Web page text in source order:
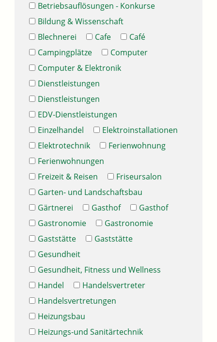
Betriebsauflösungen - Konkurse
Bildung & Wissenschaft
Blechnerei
Cafe
Café
Campingplätze
Computer
Computer & Elektronik
Dienstleistungen
Dienstleistungen
EDV-Dienstleistungen
Einzelhandel
Elektroinstallationen
Elektrotechnik
Ferienwohnung
Ferienwohnungen
Freizeit & Reisen
Friseursalon
Garten- und Landschaftsbau
Gärtnerei
Gasthof
Gasthof
Gastronomie
Gastronomie
Gaststätte
Gaststätte
Gesundheit
Gesundheit, Fitness und Wellness
Handel
Handelsvertreter
Handelsvertretungen
Heizungsbau
Heizungs-und Sanitärtechnik